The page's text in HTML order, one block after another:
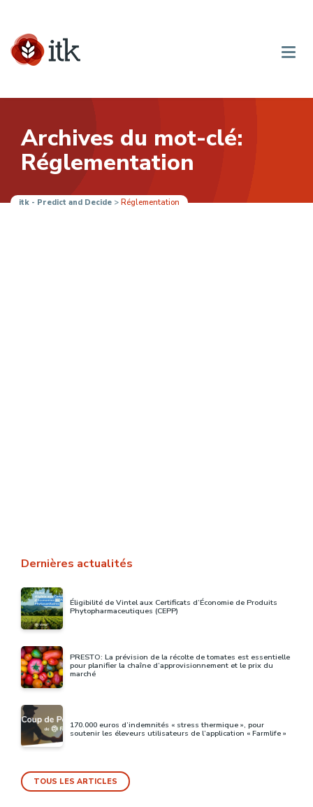
Archives du mot-clé:
Réglementation
itk - Predict and Decide > Réglementation
Dernières actualités
Éligibilité de Vintel aux Certificats d’Économie de Produits
Phytopharmaceutiques (CEPP)
PRESTO: La prévision de la récolte de tomates est essentielle
pour planifier la chaîne d’approvisionnement et le prix du
marché
170.000 euros d’indemnités « stress thermique », pour
soutenir les éleveurs utilisateurs de l’application « Farmlife »
TOUS LES ARTICLES